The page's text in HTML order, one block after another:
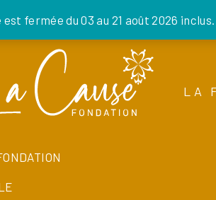
est fermée du 03 au 21 août 2026
LA